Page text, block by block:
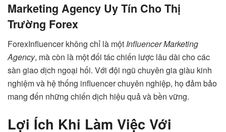
Marketing Agency Uy Tín Cho Thị
Trường Forex
ForexInfluencer không chỉ là một Influencer Marketing
Agency, mà còn là một đối tác chiến lược lâu dài cho các
sàn giao dịch ngoại hối. Với đội ngũ chuyên gia giàu kinh
nghiệm và hệ thống influencer chuyên nghiệp, họ đảm bảo
mang đến những chiến dịch hiệu quả và bền vững.
Lợi Ích Khi Làm Việc Với